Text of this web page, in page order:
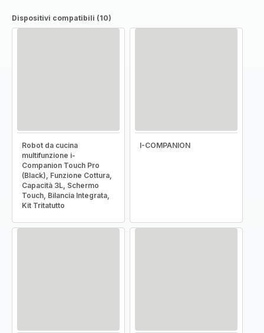
Dispositivi compatibili (10)
Robot da cucina
multifunzione i-
Companion Touch Pro
(Black), Funzione Cottura,
Capacità 3L, Schermo
Touch, Bilancia Integrata,
Kit Tritatutto
I-COMPANION